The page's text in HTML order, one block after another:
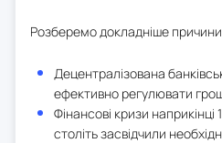
Розберемо докладніше
Децентралізована
ефективно регулювати
Фінансові кризи
століть засвідчили